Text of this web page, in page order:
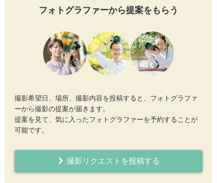
フォトグラファーから提案をもらう
撮影希望日、場所、撮影内容を投稿すると、フォトグラファ
ーから撮影の提案が届きます。
提案を見て、気に入ったフォトグラファーを予約することが
可能です。
撮影リクエストを投稿する